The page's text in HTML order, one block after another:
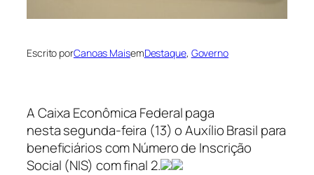
Escrito porCanoas MaisemDestaque, Governo
A Caixa Econômica Federal paga
nesta segunda-feira (13) o Auxílio Brasil para
beneficiários com Número de Inscrição
Social (NIS) com final 2.